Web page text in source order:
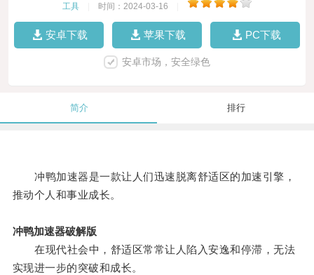
工具 时间：2024-03-16
安卓下载 苹果下载 PC下载
安卓市场，安全绿色
简介 排行
冲鸭加速器是一款让人们迅速脱离舒适区的加速引擎，
推动个人和事业成长。
冲鸭加速器破解版
在现代社会中，舒适区常常让人陷入安逸和停滞，无法
实现进一步的突破和成长。